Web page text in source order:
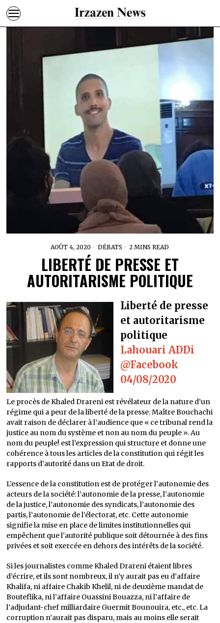
AOÛT 4, 2020 DÉBATS 2 MINS READ
LIBERTÉ DE PRESSE ET
AUTORITARISME POLITIQUE
Liberté de presse
et autoritarisme
politique
Lahouari ADDi
@Facebook
04/08/2020
Le procès de Khaled Drareni est révélateur de la nature d’un
régime qui a peur de la liberté de la presse. Maître Bouchachi
avait raison de déclarer à l’audience que « ce tribunal rend la
justice au nom du système et non au nom du peuple ». Au
nom du peuple! est l’expression qui structure et donne une
cohérence à tous les articles de la constitution qui régit les
rapports d’autorité dans un Etat de droit.
L’essence de la constitution est de protéger l’autonomie des
acteurs de la société: l’autonomie de la presse, l’autonomie
de la justice, l’autonomie des syndicats, l’autonomie des
partis, l’autonomie de l’électorat, etc. Cette autonomie
signifie la mise en place de limites institutionnelles qui
empêchent que l’autorité publique soit détournée à des fins
privées et soit exercée en dehors des intérêts de la société.
Si les journalistes comme Khaled Drareni étaient libres
d’écrire, et ils sont nombreux, il n’y aurait pas eu d’affaire
Khalifa, ni affaire Chakib Khelil, ni de deuxième mandat de
Bouteflika, ni l’affaire Ouassini Bouazza, ni l’affaire de
l’adjudant-chef milliardaire Guermit Bounouira, etc., etc. La
corruption n’aurait pas disparu, mais au moins elle serait